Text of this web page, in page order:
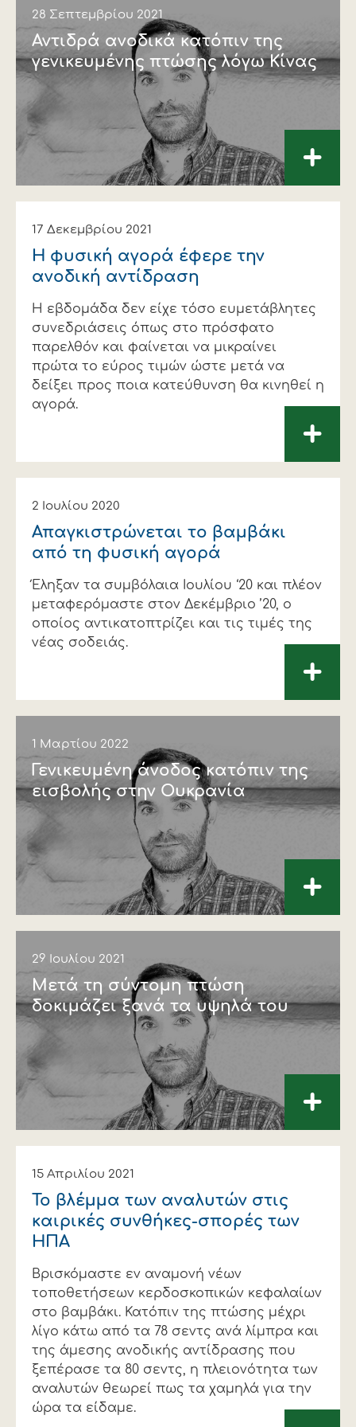
28 Σεπτεμβρίου 2021
Αντιδρά ανοδικά κατόπιν της
γενικευµένης πτώσης λόγω Κίνας
+
17 Δεκεμβρίου 2021
Η φυσική αγορά έφερε την
ανοδική αντίδραση
Η εβδομάδα δεν είχε τόσο ευμετάβλητες
συνεδριάσεις όπως στο πρόσφατο
παρελθόν και φαίνεται να μικραίνει
πρώτα το εύρος τιμών ώστε μετά να
δείξει προς ποια κατεύθυνση θα κινηθεί η
αγορά.
+
2 Ιουλίου 2020
Απαγκιστρώνεται το βαµβάκι
από τη φυσική αγορά
Έληξαν τα συµβόλαια Ιουλίου ‘20 και πλέον
µεταφερόµαστε στον ∆εκέµβριο ’20, ο
οποίος αντικατοπτρίζει και τις τιµές της
νέας σοδειάς.
+
1 Μαρτίου 2022
Γενικευµένη άνοδος κατόπιν της
εισβολής στην Ουκρανία
+
29 Ιουλίου 2021
Μετά τη σύντοµη πτώση
δοκιµάζει ξανά τα υψηλά του
+
15 Απριλίου 2021
Το βλέµµα των αναλυτών στις
καιρικές συνθήκες-σπορές των
HΠΑ
Βρισκόµαστε εν αναµονή νέων
τοποθετήσεων κερδοσκοπικών κεφαλαίων
στο βαµβάκι. Κατόπιν της πτώσης µέχρι
λίγο κάτω από τα 78 σεντς ανά λίµπρα και
της άµεσης ανοδικής αντίδρασης που
ξεπέρασε τα 80 σεντς, η πλειονότητα των
αναλυτών θεωρεί πως τα χαµηλά για την
ώρα τα είδαµε.